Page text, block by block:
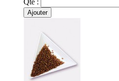
Qté :
Ajouter